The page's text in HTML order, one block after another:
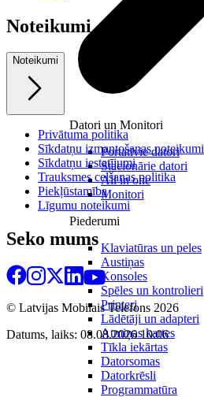
Datori un Monitori
Portatīvie datori
Stacionārie datori
All in one
Monitori
Piederumi
Klaviatūras un peles
Austiņas
Konsoles
Spēles un kontrolieri
Printeri
Lādētāji un adapteri
Atmiņas kartes
Tīkla iekārtas
Datorsomas
Datorkrēsli
Programmatūra
Noteikumi
Noteikumi
Privātuma politika
Sīkdatņu izmantošanas noteikumi
Sīkdatņu iestatījumi
Trauksmes celšanas politika
Piekļūstamība
Līgumu noteikumi
Seko mums
© Latvijas Mobilais Telefons 2026
Datums, laiks: 08.08.2026 10:06